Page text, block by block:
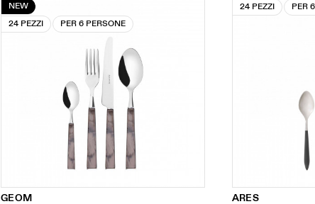
NEW
24 PEZZI
PER 6 PERSONE
GEOM
24 PEZZI PER
ARES